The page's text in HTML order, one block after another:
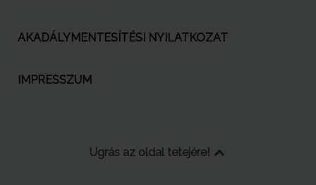
AKADÁLYMENTESÍTÉSI NYILATKOZAT
IMPRESSZUM
Ugrás az oldal tetejére!